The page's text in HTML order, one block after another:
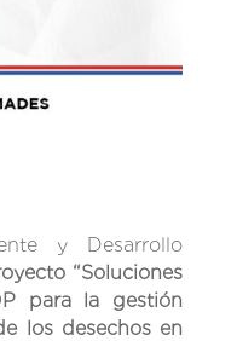
y Desarrollo
“Soluciones
para la gestión
los desechos en